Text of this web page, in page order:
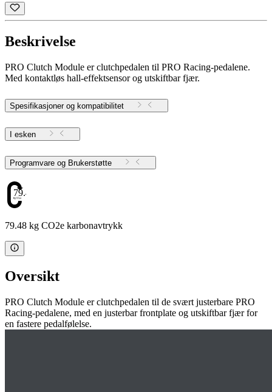
Beskrivelse
PRO Clutch Module er clutchpedalen til PRO Racing-pedalene.
Med kontaktløs hall-effektsensor og utskiftbar fjær.
Spesifikasjoner og kompatibilitet
I esken
Programvare og Brukerstøtte
79.48
79.48 kg CO2e karbonavtrykk
Oversikt
PRO Clutch Module er clutchpedalen til de svært justerbare PRO
Racing-pedalene, med en justerbar frontplate og utskiftbar fjær for
en fastere pedalfølelse.